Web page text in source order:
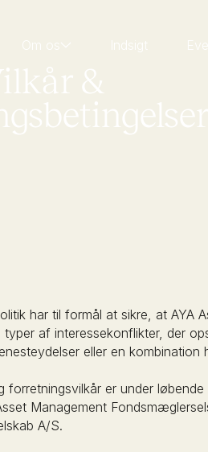
Om os Indsigt
&
har til formål at sikre, at AYA
typer af interessekonflikter, der
eller en
forretningsvilkår er under
Management
A/S.